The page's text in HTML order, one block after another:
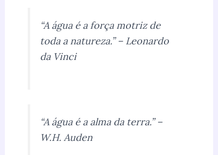
“A água é a força motriz de
toda a natureza.” – Leonardo
da Vinci
“A água é a alma da terra.” –
W.H. Auden